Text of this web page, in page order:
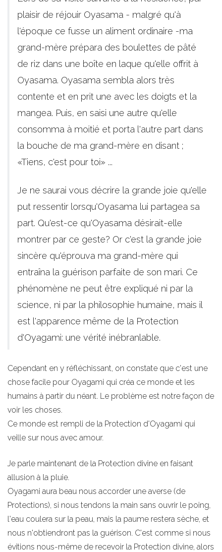
plaisir de réjouir Oyasama - malgré qu'à
l'époque ce fusse un aliment ordinaire -ma
grand-mère prépara des boulettes de pâté
de riz dans une boîte en laque qu'elle offrit à
Oyasama. Oyasama sembla alors très
contente et en prit une avec les doigts et la
mangea. Puis, en saisi une autre qu'elle
consomma à moitié et porta l'autre part dans
la bouche de ma grand-mère en disant ;
«Tiens, c'est pour toi» ...
Je ne saurai vous décrire la grande joie qu'elle
put ressentir lorsqu'Oyasama lui partagea sa
part. Qu'est-ce qu'Oyasama désirait-elle
montrer par ce geste? Or c'est la grande joie
sincère qu'éprouva ma grand-mère qui
entraîna la guérison parfaite de son mari. Ce
phénomène ne peut être expliqué ni par la
science, ni par la philosophie humaine, mais il
est l'apparence même de la Protection
d'Oyagami: une vérité inébranlable.
Cependant en y réfléchissant, on constate que c'est une
chose facile pour Oyagami qui créa ce monde et les
humains à partir du néant. Le problème est notre façon de
voir les choses.
Ce monde est rempli de la Protection d'Oyagami qui
veille sur nous avec amour.
Je parle maintenant de la Protection divine en faisant
allusion à la pluie.
Oyagami aura beau nous accorder une averse (de
Protections), si nous tendons la main sans ouvrir le poing,
l'eau coulera sur la peau, mais la paume restera sèche, et
nous n'obtiendront pas la guérison. C'est comme si nous
évitions nous-même de recevoir la Protection divine, alors